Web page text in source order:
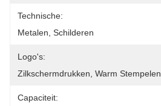
Technische:
Metalen, Schilderen
Logo's:
Zilkschermdrukken, Warm Stempelen
Capaciteit: